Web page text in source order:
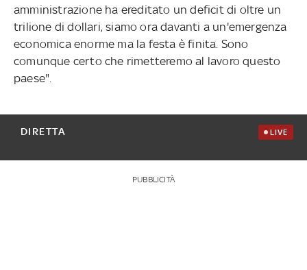
amministrazione ha ereditato un deficit di oltre un
trilione di dollari, siamo ora davanti a un'emergenza
economica enorme ma la festa è finita. Sono
comunque certo che rimetteremo al lavoro questo
paese".
DIRETTA LIVE
PUBBLICITÀ